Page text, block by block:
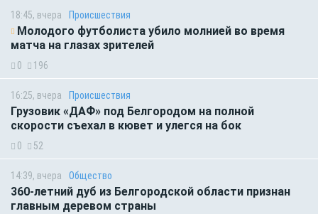
18:45, вчера Происшествия
Молодого футболиста убило молнией во время
матча на глазах зрителей
0 196
16:25, вчера Происшествия
Грузовик «ДАФ» под Белгородом на полной
скорости съехал в кювет и улегся на бок
0 52
14:39, вчера Общество
360-летний дуб из Белгородской области признан
главным деревом страны